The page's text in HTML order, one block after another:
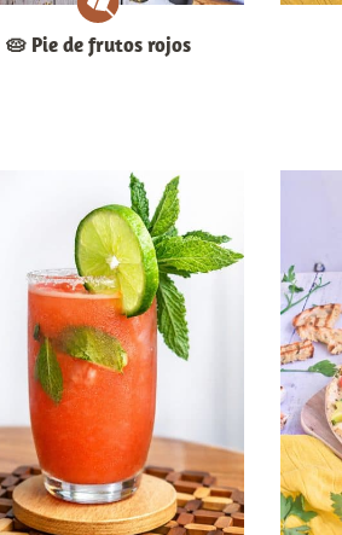
🥧 Pie de frutos rojos